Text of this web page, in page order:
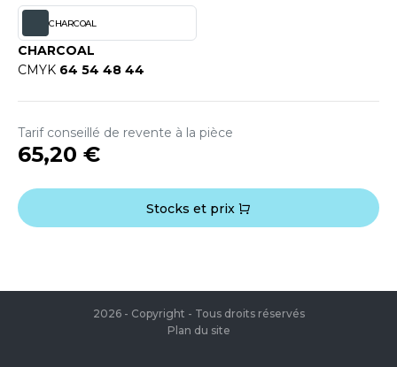
SHIRT
PROFESSIONNELLE
- BLOUSON
COOL
HOODS
T'S
CHARCOAL
CHARCOAL
CMYK 64 54 48 44
Tarif conseillé de revente à la pièce
65,20 €
Stocks et prix
2026 - Copyright - Tous droits réservés
Plan du site